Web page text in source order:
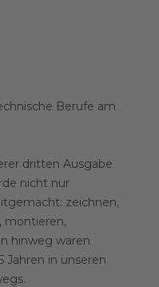
Berufe am
dritten Ausgabe
nicht nur
zeichnen,
montieren,
hinweg waren
Jahren in unseren